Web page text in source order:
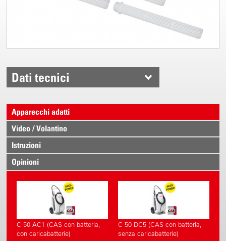
Dati tecnici
Apparecchi adatti
Video / Volantino
Istruzioni
Opinioni
C 50 AC1 (CAS con batteria,
con caricabatterie)
C 50 DC5 (CAS con batteria,
senza caricabatterie)